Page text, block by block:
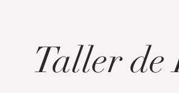
Taller de